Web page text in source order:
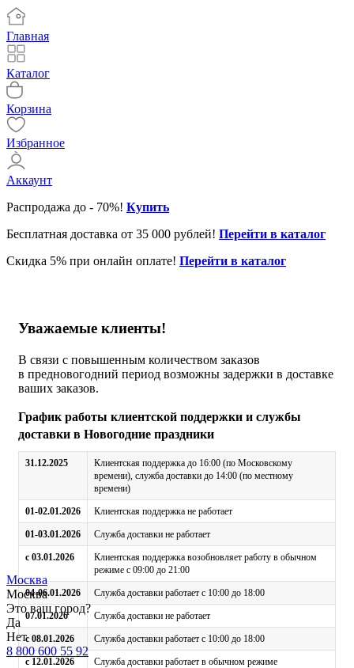
Главная
Каталог
Корзина
Избранное
Аккаунт
Распродажа до - 70%! Купить
Бесплатная доставка от 35 000 рублей! Перейти в каталог
Скидка 5% при онлайн оплате! Перейти в каталог
Уважаемые клиенты!
В связи с повышенным количеством заказов
в предновогодний период возможны задержки в доставке
ваших заказов.
График работы клиентской поддержки и службы
доставки в Новогодние праздники
31.12.2025
Клиентская поддержка до 16:00 (по Московскому
времени), служба доставки до 14:00 (по местному
времени)
01-02.01.2026 Клиентская поддержка не работает
01-03.01.2026 Служба доставки не работает
с 03.01.2026
Клиентская поддержка возобновляет работу в обычном
режиме с 09:00 до 21:00
04-06.01.2026 Служба доставки работает с 10:00 до 18:00
07.01.2026 Служба доставки не работает
с 08.01.2026 Служба доставки работает с 10:00 до 18:00
с 12.01.2026 Служба доставки работает в обычном режиме
Москва
Москва
Это ваш город?
Да
Нет
8 800 600 55 92